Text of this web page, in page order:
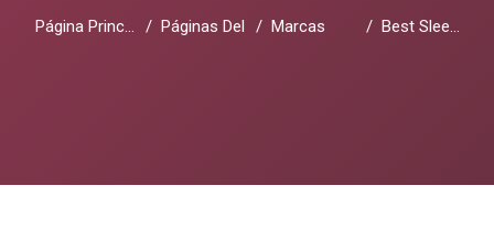
Página Principal Páginas Del SitioMarcas Best Sleeper Sofa